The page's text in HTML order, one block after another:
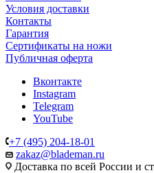
Условия доставки
Контакты
Гарантия
Сертификаты на ножи
Публичная оферта
Вконтакте
Instagram
Telegram
YouTube
+7 (495) 204-18-01
zakaz@blademan.ru
Доставка по всей России и